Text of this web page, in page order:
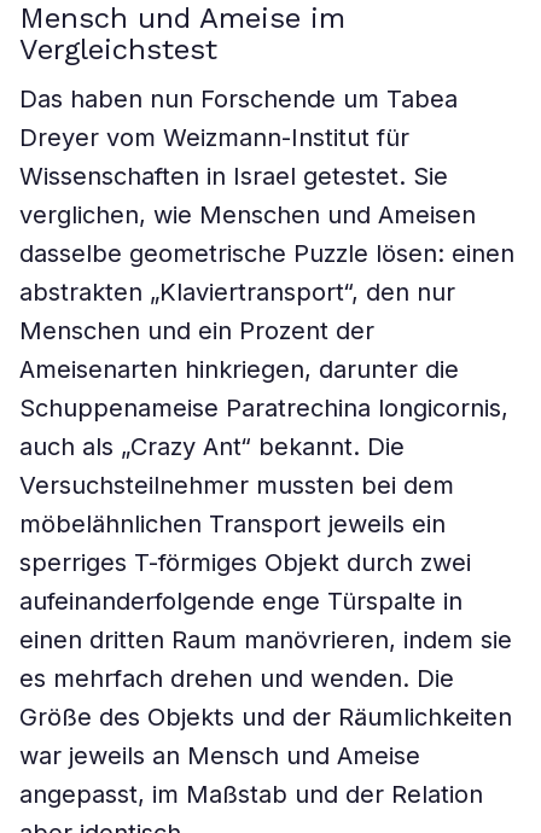
Mensch und Ameise im
Vergleichstest
Das haben nun Forschende um Tabea
Dreyer vom Weizmann-Institut für
Wissenschaften in Israel getestet. Sie
verglichen, wie Menschen und Ameisen
dasselbe geometrische Puzzle lösen: einen
abstrakten „Klaviertransport“, den nur
Menschen und ein Prozent der
Ameisenarten hinkriegen, darunter die
Schuppenameise Paratrechina longicornis,
auch als „Crazy Ant“ bekannt. Die
Versuchsteilnehmer mussten bei dem
möbelähnlichen Transport jeweils ein
sperriges T-förmiges Objekt durch zwei
aufeinanderfolgende enge Türspalte in
einen dritten Raum manövrieren, indem sie
es mehrfach drehen und wenden. Die
Größe des Objekts und der Räumlichkeiten
war jeweils an Mensch und Ameise
angepasst, im Maßstab und der Relation